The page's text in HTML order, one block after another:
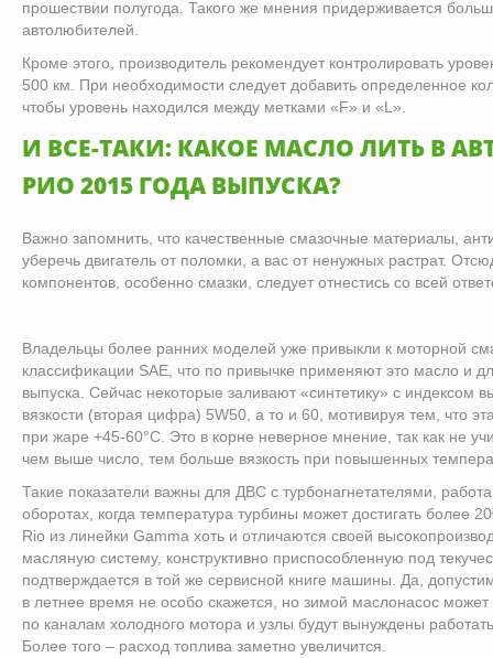
прошествии полугода. Такого же мнения придерживается
автолюбителей.
Кроме этого, производитель рекомендует контролировать
500 км. При необходимости следует добавить определенное
чтобы уровень находился между метками «F» и «L».
И ВСЕ-ТАКИ: КАКОЕ МАСЛО ЛИТЬ В
РИО 2015 ГОДА ВЫПУСКА?
Важно запомнить, что качественные смазочные материалы,
уберечь двигатель от поломки, а вас от ненужных растрат.
компонентов, особенно смазки, следует отнестись со всей
Владельцы более ранних моделей уже привыкли к моторной
классификации SAE, что по привычке применяют это масло и
выпуска. Сейчас некоторые заливают «синтетику» с индексом
вязкости (вторая цифра) 5W50, а то и 60, мотивируя тем, что
при жаре +45-60°C. Это в корне неверное мнение, так как не
чем выше число, тем больше вязкость при повышенных
Такие показатели важны для ДВС с турбонагнетателями,
оборотах, когда температура турбины может достигать более
Rio из линейки Gamma хоть и отличаются своей
масляную систему, конструктивно приспособленную под
подтверждается в той же сервисной книге машины. Да,
в летнее время не особо скажется, но зимой маслонасос может
по каналам холодного мотора и узлы будут вынуждены
Более того – расход топлива заметно увеличится.